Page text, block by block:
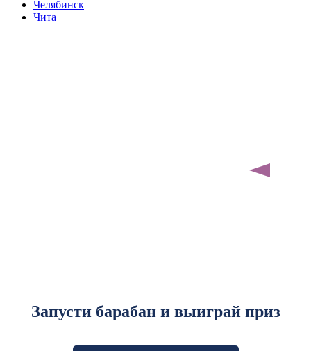
Челябинск
Чита
Запусти барабан и выиграй приз